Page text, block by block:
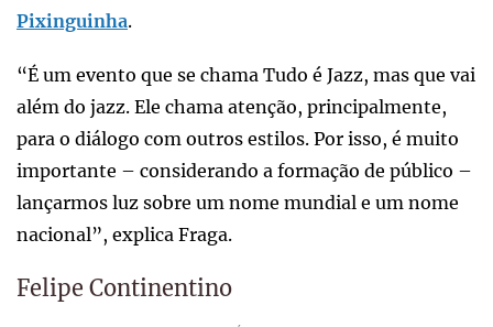
Pixinguinha.
“É um evento que se chama Tudo é Jazz, mas que vai
além do jazz. Ele chama atenção, principalmente,
para o diálogo com outros estilos. Por isso, é muito
importante – considerando a formação de público –
lançarmos luz sobre um nome mundial e um nome
nacional”, explica Fraga.
Felipe Continentino